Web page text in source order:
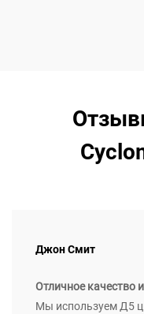
Джон Смит
Отличное качество
Мы используем Д5